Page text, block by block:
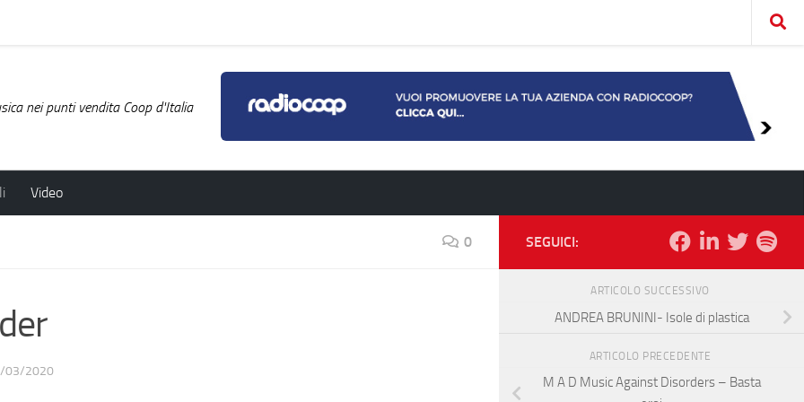
nei punti vendita Coop d'Italia
Video
0
03/2020
SEGUICI:
ARTICOLO SUCCESSIVO
ANDREA BRUNINI- Isole di plastica
ARTICOLO PRECEDENTE
M A D Music Against Disorders – Basta